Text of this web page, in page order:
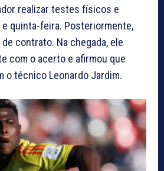
realizar testes físicos e
quinta-feira. Posteriormente,
contrato. Na chegada, ele
com o acerto e afirmou que
o técnico Leonardo Jardim.